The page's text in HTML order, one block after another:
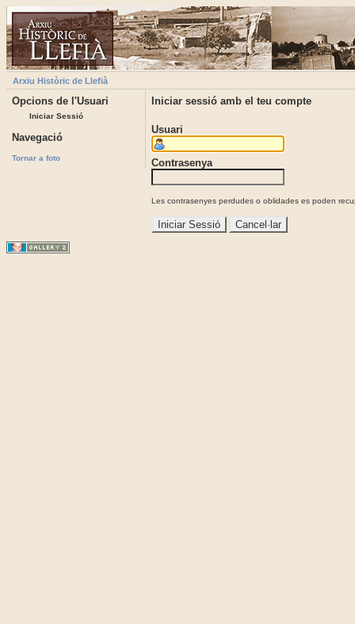
Arxiu Històric de Llefià
Opcions de l'Usuari
Iniciar Sessió
Navegació
Tornar a foto
Iniciar sessió amb el teu compte
Usuari
Contrasenya
Les contrasenyes perdudes o oblidades es poden